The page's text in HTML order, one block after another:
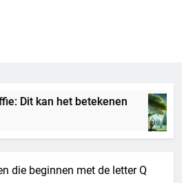
kan het betekenen
die beginnen met de letter Q